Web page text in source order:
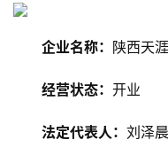
企业名称： 陕西天
经营状态： 开业
法定代表人： 刘泽晨